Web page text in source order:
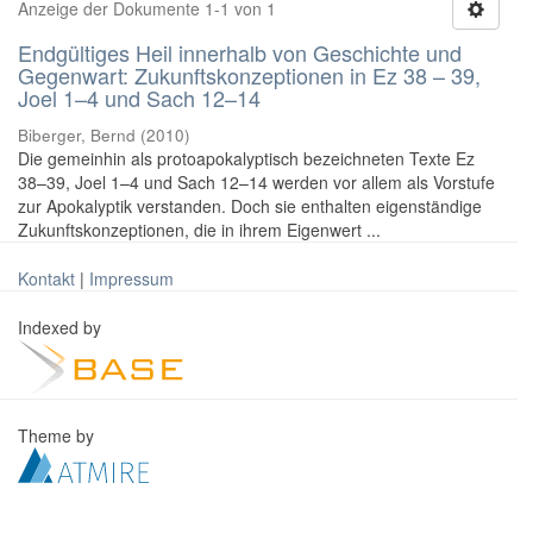
Anzeige der Dokumente 1-1 von 1
Endgültiges Heil innerhalb von Geschichte und
Gegenwart: Zukunftskonzeptionen in Ez 38 – 39,
Joel 1–4 und Sach 12–14
Biberger, Bernd (2010)
Die gemeinhin als protoapokalyptisch bezeichneten Texte Ez
38–39, Joel 1–4 und Sach 12–14 werden vor allem als Vorstufe
zur Apokalyptik verstanden. Doch sie enthalten eigenständige
Zukunftskonzeptionen, die in ihrem Eigenwert ...
Kontakt | Impressum
Indexed by
Theme by